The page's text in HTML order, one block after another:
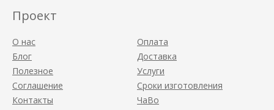
репсовая лента
Проект
О нас
Блог
Полезное
Соглашение
Контакты
Оплата
Доставка
Услуги
Сроки изготовления
ЧаВо